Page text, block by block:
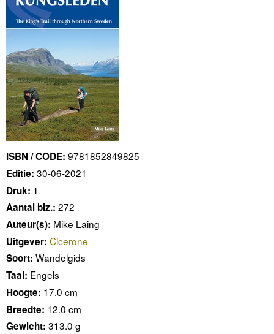
ISBN / CODE: 9781852849825
Editie: 30-06-2021
Druk: 1
Aantal blz.: 272
Auteur(s): Mike Laing
Uitgever: Cicerone
Soort: Wandelgids
Taal: Engels
Hoogte: 17.0 cm
Breedte: 12.0 cm
Gewicht: 313.0 g